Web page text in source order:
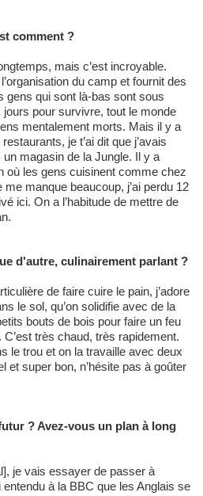
comment ?
mais c’est incroyable.
du camp et fournit des
gens qui sont là-bas sont sous
pour survivre, tout le monde
mentalement morts. Mais il y a
je t’ai dit que j’avais
magasin de la Jungle. Il y a
où les gens cuisinent comme chez
manque beaucoup, j’ai perdu 12
ici. On a l’habitude de mettre de
d'autre, culinairement parlant ?
de faire cuire le pain, j’adore
le sol, qu’on solidifie avec de la
bouts de bois pour faire un feu
très chaud, très rapidement.
le trou et on la travaille avec deux
et super bon, n’hésite pas à goûter
je vais essayer de passer à
entendu à la BBC que les Anglais se